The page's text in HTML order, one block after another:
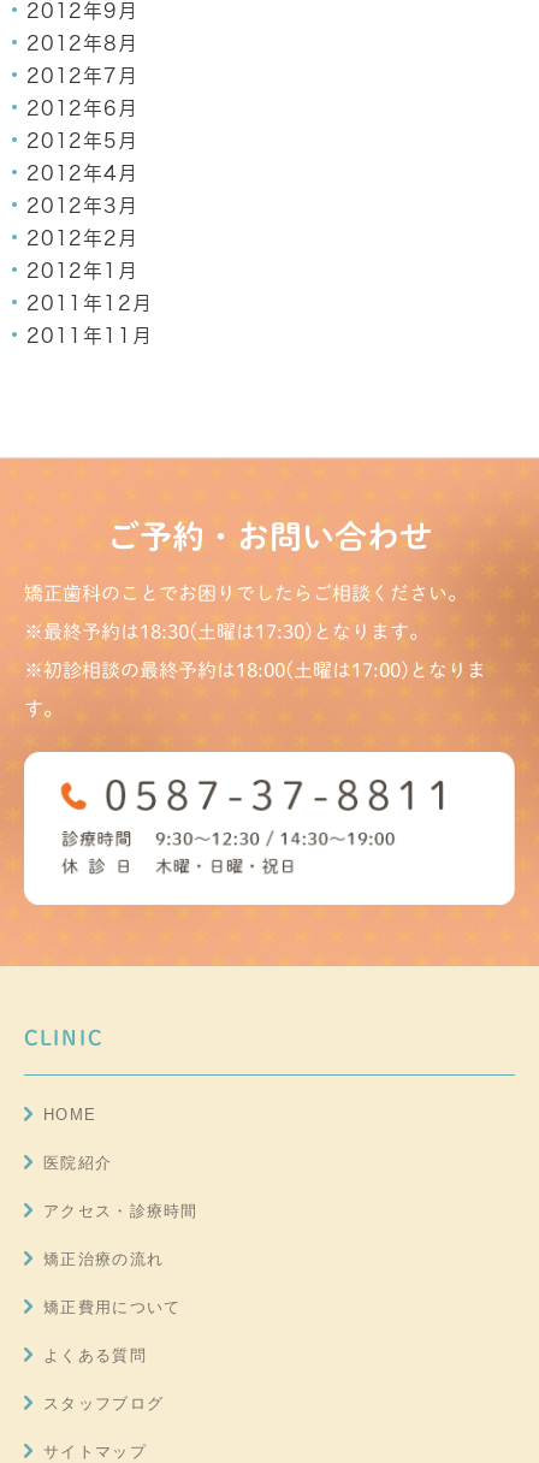
2012年9月
2012年8月
2012年7月
2012年6月
2012年5月
2012年4月
2012年3月
2012年2月
2012年1月
2011年12月
2011年11月
ご予約・お問い合わせ
矯正歯科のことでお困りでしたらご相談ください。
※最終予約は18:30(土曜は17:30)となります。
※初診相談の最終予約は18:00(土曜は17:00)となりま
す。
CLINIC
HOME
医院紹介
アクセス・診療時間
矯正治療の流れ
矯正費用について
よくある質問
スタッフブログ
サイトマップ